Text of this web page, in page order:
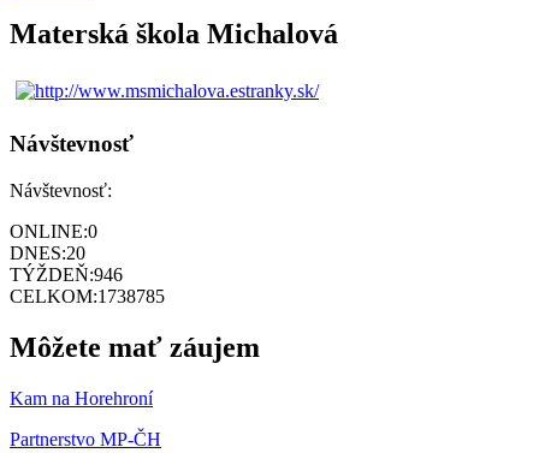
Materská škola Michalová
Návštevnosť
Návštevnosť:
ONLINE:0
DNES:20
TÝŽDEŇ:946
CELKOM:1738785
Môžete mať záujem
Kam na Horehroní
Partnerstvo MP-ČH